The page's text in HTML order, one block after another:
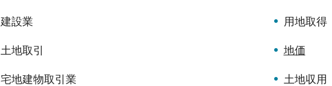
建設業 用地取得
土地取引 地価
宅地建物取引業 土地収用